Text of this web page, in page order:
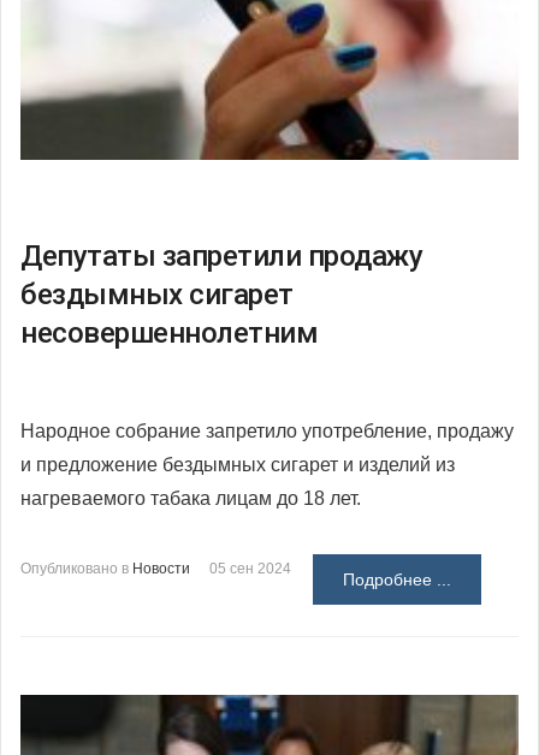
Депутаты запретили продажу
бездымных сигарет
несовершеннолетним
Народное собрание запретило употребление, продажу
и предложение бездымных сигарет и изделий из
нагреваемого табака лицам до 18 лет.
Опубликовано в Новости 05 сен 2024
Подробнее ...